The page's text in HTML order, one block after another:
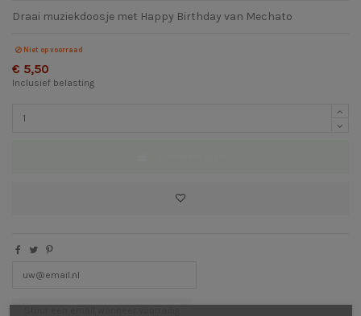
Draai muziekdoosje met Happy Birthday van Mechato
Niet op voorraad
€ 5,50
Inclusief belasting